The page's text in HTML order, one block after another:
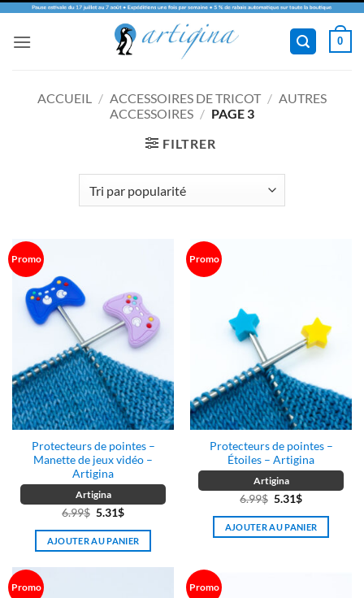
0
ACCUEIL / ACCESSOIRES DE TRICOT / AUTRES
ACCESSOIRES / PAGE 3
FILTRER
Promo
Protecteurs de pointes –
Manette de jeux vidéo –
Artigina
Artigina
6.99$ Le
prix
initial
5.31$Le
prix
actuel
AJOUTER AU PANIER
Promo
Protecteurs de pointes –
Étoiles – Artigina
Artigina
6.99$ Le
prix
initial
5.31$Le
prix
actuel
AJOUTER AU PANIER
Promo Promo